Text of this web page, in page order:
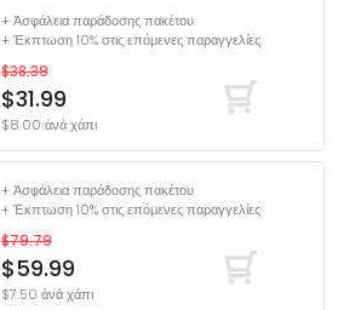
+ Ἀσφάλεια παράδοσης πακέτου
+ Έκπτωση 10% στις επόμενες παραγγελίες
$38.39
$31.99
$8.00 ἀνά χάπι
+ Ἀσφάλεια παράδοσης πακέτου
+ Έκπτωση 10% στις επόμενες παραγγελίες
$79.79
$59.99
$7.50 ἀνά χάπι